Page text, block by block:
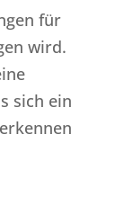
für
wird.
sich ein